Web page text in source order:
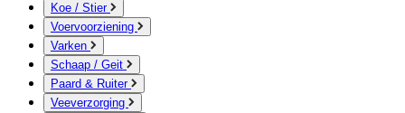
Koe / Stier
Voervoorziening
Varken
Schaap / Geit
Paard & Ruiter
Veeverzorging